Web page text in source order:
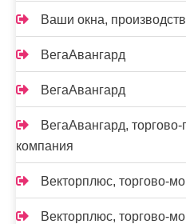
Ваши окна,
ВегаАвангард
ВегаАвангард
ВегаАвангард,
компания
Векторплюс, торгово-
Векторплюс, торгово-